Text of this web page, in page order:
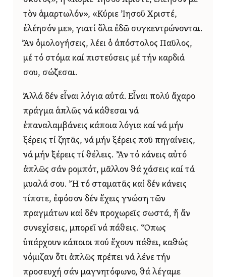
τὸν ἁμαρτωλόν», «Κύριε Ἰησοῦ Χριστέ,
ἐλέησόν με», γιατί ὅλα ἐδῶ συγκεντρώνονται.
Ἄν ὁμολογήσεις, λέει ὁ ἀπόστολος Παῦλος,
μέ τό στόμα καί πιστεύσεις μέ τήν καρδιά
σου, σώζεσαι.
Ἀλλά δέν εἶναι λόγια αὐτά. Εἶναι πολύ ἄχαρο
πράγμα ἁπλῶς νά κάθεσαι νά
ἐπαναλαμβάνεις κάποια λόγια καί νά μήν
ξέρεις τί ζητᾶς, νά μήν ξέρεις ποῦ πηγαίνεις,
νά μήν ξέρεις τί θέλεις. Ἄν τό κάνεις αὐτό
ἁπλῶς σάν ρομπότ, μᾶλλον θά χάσεις καί τά
μυαλά σου. Ἤ τό σταματᾶς καί δέν κάνεις
τίποτε, ἐφόσον δέν ἔχεις γνώση τῶν
πραγμάτων καί δέν προχωρεῖς σωστά, ἤ ἄν
συνεχίσεις, μπορεῖ νά πάθεις. Ὅπως
ὑπάρχουν κάποιοι πού ἔχουν πάθει, καθώς
νόμιζαν ὅτι ἁπλῶς πρέπει νά λένε τήν
προσευχή σάν μαγνητόφωνο, θά λέγαμε